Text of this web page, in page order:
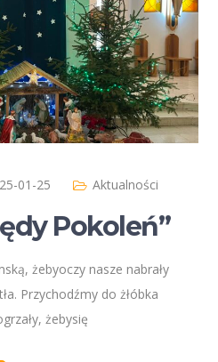
01-25 Aktualności
Pokoleń”
żebyoczy nasze nabrały
Przychodźmy do żłóbka
żebysię